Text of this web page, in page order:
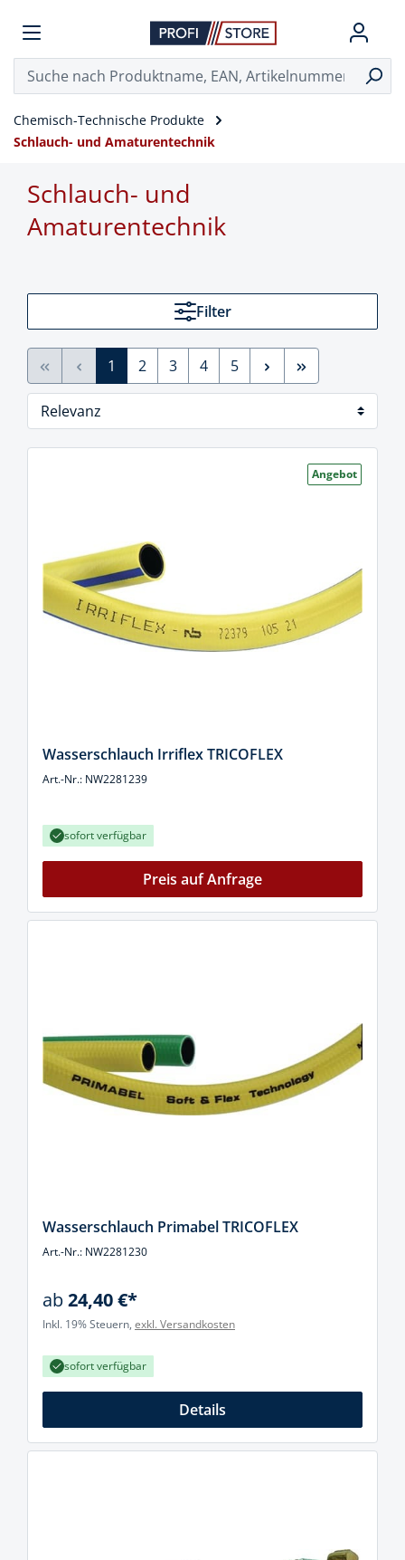
Chemisch-Technische Produkte
Schlauch- und Amaturentechnik
Schlauch- und
Amaturentechnik
Filter
1 2 3 4 5
Angebot
Wasserschlauch Irriflex TRICOFLEX
Art.-Nr.: NW2281239
sofort verfügbar
Preis auf Anfrage
Wasserschlauch Primabel TRICOFLEX
Art.-Nr.: NW2281230
ab24,40 €*
Inkl. 19% Steuern, exkl. Versandkosten
sofort verfügbar
Details